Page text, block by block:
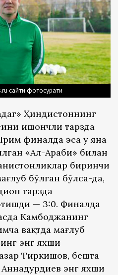
сайти фотосурати
Ҳиндистоннинг
ишончли тарзда
финалда эса у яна
«Ал-Араби» билан
биринчи
бўлган бўлса-да,
тарзда
— 3:0. Финалда
Камбоджанинг
вақтда мағлуб
энг яхши
Тиркишов, бешта
энг яхши